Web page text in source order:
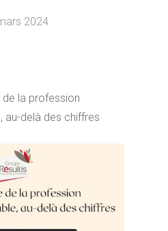
2024
de la profession
au-delà des chiffres